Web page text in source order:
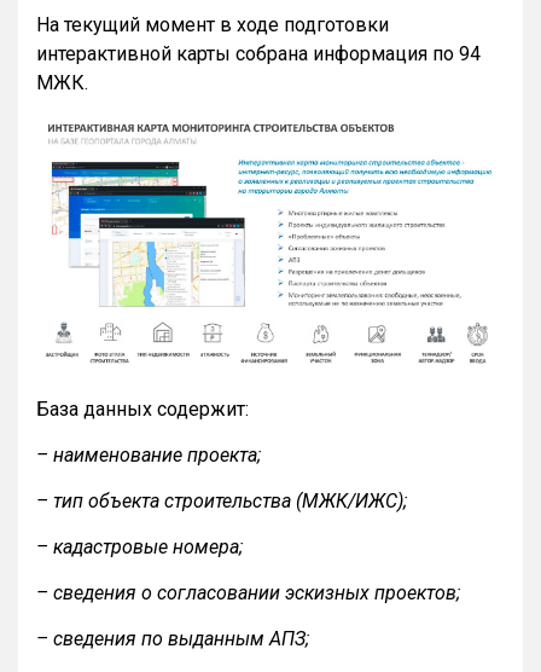
На текущий момент в ходе подготовки
интерактивной карты собрана информация по 94
МЖК.
База данных содержит:
– наименование проекта;
– тип объекта строительства (МЖК/ИЖС);
– кадастровые номера;
– сведения о согласовании эскизных проектов;
– сведения по выданным АПЗ;